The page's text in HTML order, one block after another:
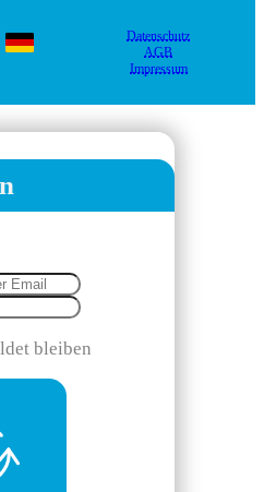
Datenschutz
AGB
Impressum
bleiben